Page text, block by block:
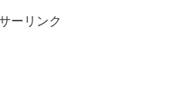
ーリンク